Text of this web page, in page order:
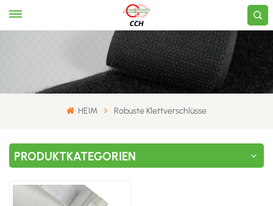
HEIM Robuste Klettverschlüsse
PRODUKTKATEGORIEN